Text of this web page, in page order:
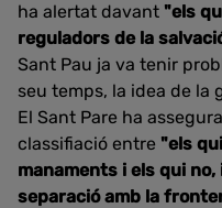
ha alertat davant "els
reguladors de la
Sant Pau ja va tenir
seu temps, la idea de la
El Sant Pare ha
classifiació entre "els
manaments i els qui
separació amb la